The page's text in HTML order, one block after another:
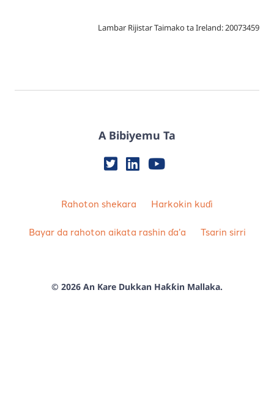
Lambar Rijistar Taimako ta Ireland: 20073459
A Bibiyemu Ta
Rahoton shekara Harkokin kuɗi
Bayar da rahoton aikata rashin ɗa’a Tsarin sirri
© 2026 An Kare Dukkan Haƙƙin Mallaka.